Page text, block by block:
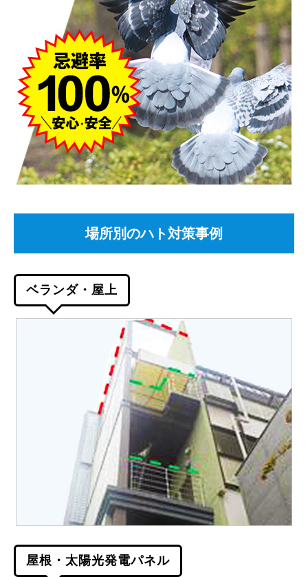
場所別のハト対策事例
ベランダ・屋上
屋根・太陽光発電パネル